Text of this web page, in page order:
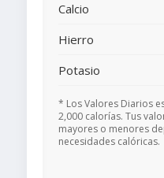
Calcio
Hierro
Potasio
* Los Valores Diarios
2,000 calorías. Tus
mayores o menores
necesidades calóricas.